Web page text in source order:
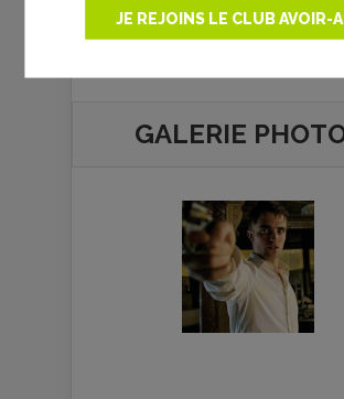
JE REJOINS LE CLUB AVOIR-
GALERIE